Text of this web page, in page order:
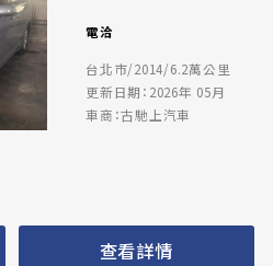
電洽
台北市/2014/6.2萬公里
更新日期：2026年 05月
車商：古馳上汽車
查看詳情